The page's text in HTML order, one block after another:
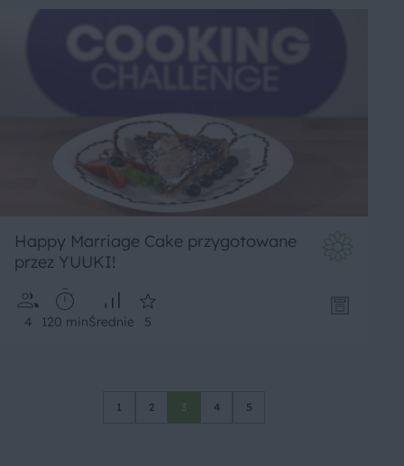
Happy Marriage Cake przygotowane
przez YUUKI!
4 120 minŚrednie 5
1 2 3 4 5